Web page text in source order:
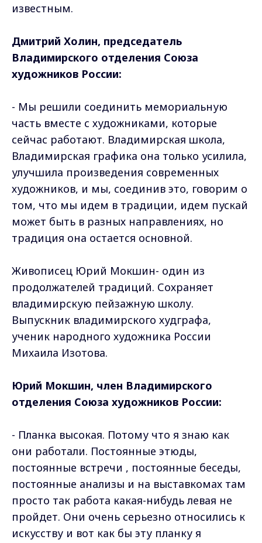
известным.
Дмитрий Холин, председатель
Владимирского отделения Союза
художников России:
- Мы решили соединить мемориальную
часть вместе с художниками, которые
сейчас работают. Владимирская школа,
Владимирская графика она только усилила,
улучшила произведения современных
художников, и мы, соединив это, говорим о
том, что мы идем в традиции, идем пускай
может быть в разных направлениях, но
традиция она остается основной.
Живописец Юрий Мокшин- один из
продолжателей традиций. Сохраняет
владимирскую пейзажную школу.
Выпускник владимирского худграфа,
ученик народного художника России
Михаила Изотова.
Юрий Мокшин, член Владимирского
отделения Союза художников России:
- Планка высокая. Потому что я знаю как
они работали. Постоянные этюды,
постоянные встречи , постоянные беседы,
постоянные анализы и на выставкомах там
просто так работа какая-нибудь левая не
пройдет. Они очень серьезно относились к
искусству и вот как бы эту планку я